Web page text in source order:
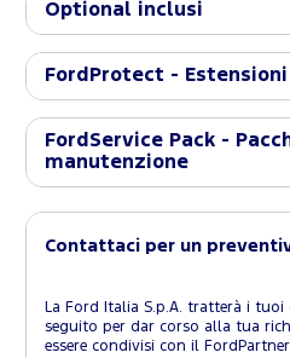
Optional inclusi
FordProtect -
FordService Pack -
manutenzione
Contattaci per un
La Ford Italia S.p.A. tratterà i
seguito per dar corso alla tua
essere condivisi con il